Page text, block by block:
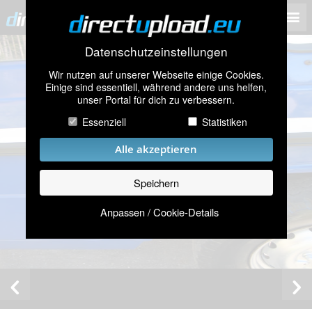
Datenschutzeinstellungen
Wir nutzen auf unserer Webseite einige Cookies.
Einige sind essentiell, während andere uns helfen,
unser Portal für dich zu verbessern.
Essenziell
Statistiken
Alle akzeptieren
Speichern
Anpassen / Cookie-Details